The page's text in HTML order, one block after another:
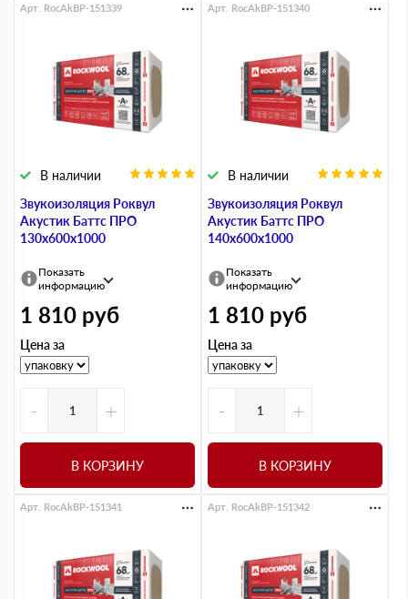
Звукоизоляция Роквул
Акустик Баттс ПРО
130х600х1000
В наличии
Арт. RocAkBP-151339
Показать
информацию
1 810 руб
Цена за
- +
В КОРЗИНУ
Звукоизоляция Роквул
Акустик Баттс ПРО
140х600х1000
В наличии
Арт. RocAkBP-151340
Показать
информацию
1 810 руб
Цена за
- +
В КОРЗИНУ
Арт. RocAkBP-151341 Арт. RocAkBP-151342